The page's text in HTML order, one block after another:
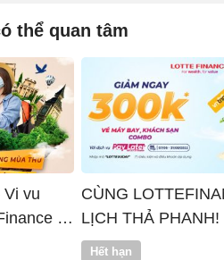
thể quan tâm
Vi vu
x
CÙNG
LỊCH THẢ PHANH!
Hết hạn